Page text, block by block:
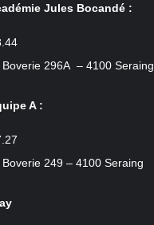
Jules Bocandé :
Boverie 296A – 4100 Seraing
A :
249 – 4100 Seraing